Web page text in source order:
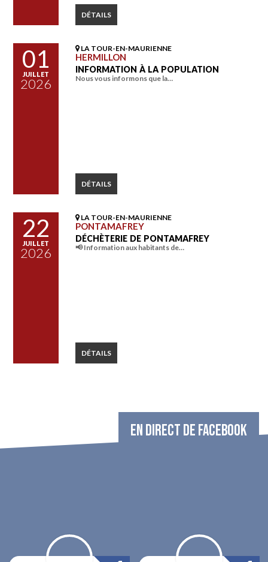
DÉTAILS
01
JUILLET
2026
LA TOUR-EN-MAURIENNE
HERMILLON
INFORMATION À LA POPULATION
Nous vous informons que la…
DÉTAILS
22
JUILLET
2026
LA TOUR-EN-MAURIENNE
PONTAMAFREY
DÉCHÈTERIE DE PONTAMAFREY
📢 Information aux habitants de…
DÉTAILS
EN DIRECT DE FACEBOOK